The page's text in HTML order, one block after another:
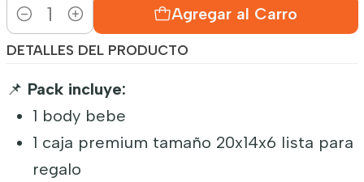
Cantidad
Agregar al Carro
DETALLES DEL PRODUCTO
📌 Pack incluye:
1 body bebe
1 caja premium tamaño 20x14x6 lista para
regalo